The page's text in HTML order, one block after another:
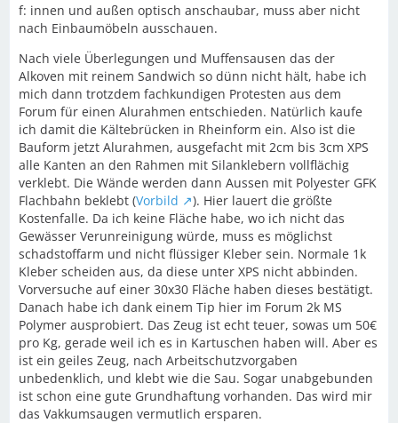
f: innen und außen optisch anschaubar, muss aber nicht
nach Einbaumöbeln ausschauen.
Nach viele Überlegungen und Muffensausen das der
Alkoven mit reinem Sandwich so dünn nicht hält, habe ich
mich dann trotzdem fachkundigen Protesten aus dem
Forum für einen Alurahmen entschieden. Natürlich kaufe
ich damit die Kältebrücken in Rheinform ein. Also ist die
Bauform jetzt Alurahmen, ausgefacht mit 2cm bis 3cm XPS
alle Kanten an den Rahmen mit Silanklebern vollflächig
verklebt. Die Wände werden dann Aussen mit Polyester GFK
Flachbahn beklebt (Vorbild
). Hier lauert die größte
Kostenfalle. Da ich keine Fläche habe, wo ich nicht das
Gewässer Verunreinigung würde, muss es möglichst
schadstoffarm und nicht flüssiger Kleber sein. Normale 1k
Kleber scheiden aus, da diese unter XPS nicht abbinden.
Vorversuche auf einer 30x30 Fläche haben dieses bestätigt.
Danach habe ich dank einem Tip hier im Forum 2k MS
Polymer ausprobiert. Das Zeug ist echt teuer, sowas um 50€
pro Kg, gerade weil ich es in Kartuschen haben will. Aber es
ist ein geiles Zeug, nach Arbeitschutzvorgaben
unbedenklich, und klebt wie die Sau. Sogar unabgebunden
ist schon eine gute Grundhaftung vorhanden. Das wird mir
das Vakkumsaugen vermutlich ersparen.